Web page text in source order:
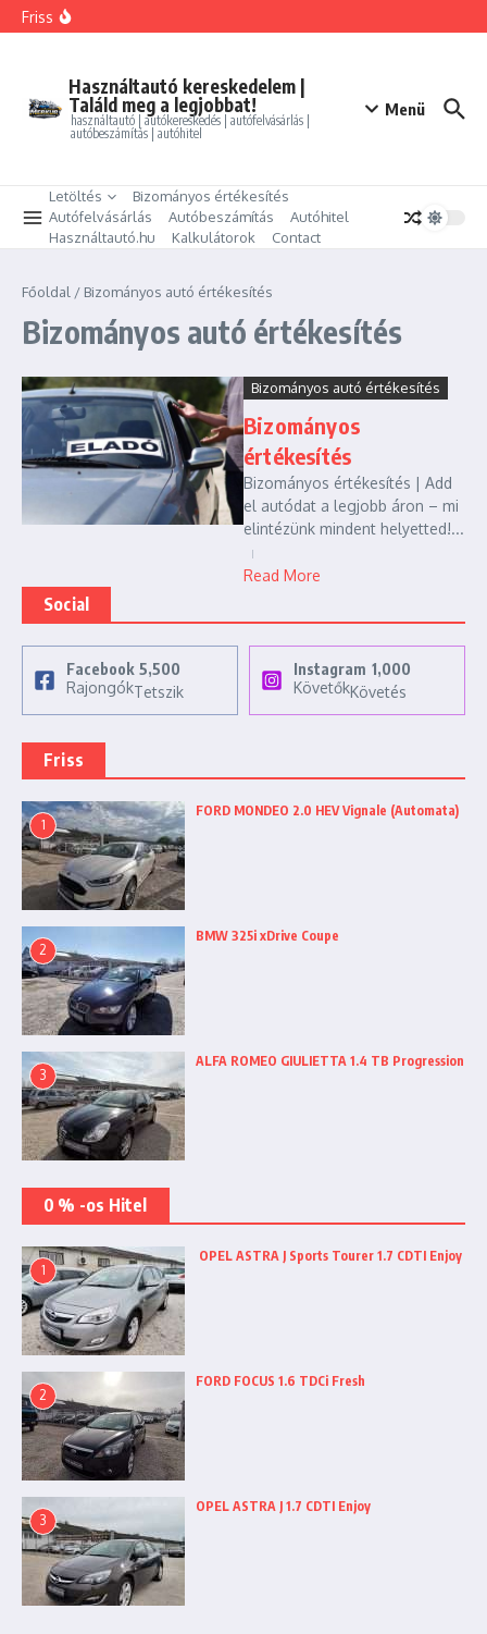
Ugrás a tartalomhoz
Friss
BMW 325i xDrive Coupe
PEUGEOT PARTNER Tepee 1.6 HDi Active
Használtautó kereskedelem |
Találd meg a legjobbat!
használtautó | autókereskedés | autófelvásárlás |
autóbeszámítás | autóhitel
Menü
Letöltés
Bizományos értékesítés
Autófelvásárlás
Autóbeszámítás
Autóhitel
Használtautó.hu
Kalkulátorok Contact
Főoldal / Bizományos autó értékesítés
Bizományos autó értékesítés
Bizományos autó értékesítés
Bizományos
értékesítés
Bizományos értékesítés | Add
el autódat a legjobb áron – mi
elintézünk mindent helyetted!...
Read More
Social
Facebook 5,500
RajongókTetszik
Instagram 1,000
KövetőkKövetés
Friss
1
FORD MONDEO 2.0 HEV Vignale (Automata)
2
BMW 325i xDrive Coupe
3
ALFA ROMEO GIULIETTA 1.4 TB Progression
0 % -os Hitel
1
OPEL ASTRA J Sports Tourer 1.7 CDTI Enjoy
2
FORD FOCUS 1.6 TDCi Fresh
3
OPEL ASTRA J 1.7 CDTI Enjoy